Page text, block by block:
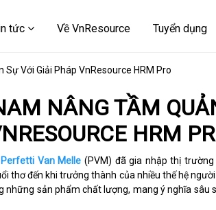
tức Về VnResource Tuyển dụng
Với Giải Pháp VnResource HRM Pro
NÂNG TẦM
HRM
Perfetti Van Melle (PVM) đã gia nhập thị
thơ đến khi trưởng thành của nhiều thế hệ
sản phẩm chất lượng, mang ý nghĩa sâu